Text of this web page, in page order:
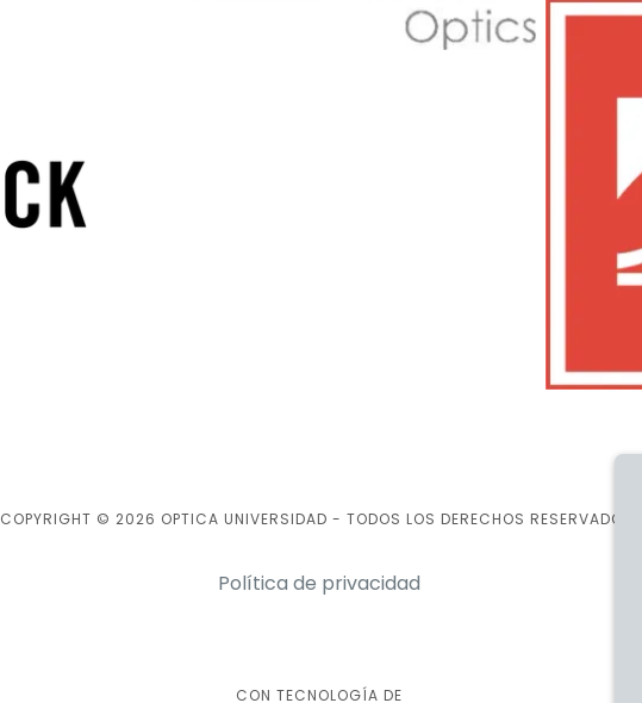
COPYRIGHT © 2026 OPTICA UNIVERSIDAD - TODOS LOS DERECHOS RESERVADOS.
Política de privacidad
CON TECNOLOGÍA DE